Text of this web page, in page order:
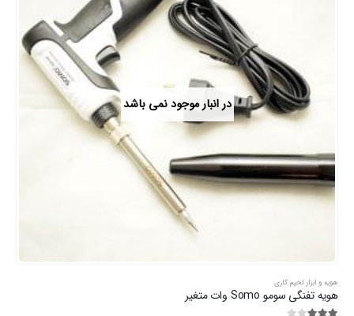
در انبار موجود نمی باشد
هویه و ابزار لحیم کاری
هویه تفنگی سومو Somo وات متغیر